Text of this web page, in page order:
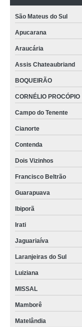
São Mateus do Sul
Apucarana
Araucária
Assis Chateaubriand
BOQUEIRÃO
CORNÉLIO PROCÓPIO
Campo do Tenente
Cianorte
Contenda
Dois Vizinhos
Francisco Beltrão
Guarapuava
Ibiporã
Irati
Jaguariaíva
Laranjeiras do Sul
Luiziana
MISSAL
Mamborê
Matelândia